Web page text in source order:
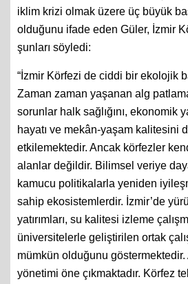
iklim krizi olmak üzere üç büyük
olduğunu ifade eden Güler, İzmir
şunları söyledi:
“İzmir Körfezi de ciddi bir ekolojik
Zaman zaman yaşanan alg
sorunlar halk sağlığını, ekonomik
hayatı ve mekân-yaşam kalitesini
etkilemektedir. Ancak körfezler
alanlar değildir. Bilimsel veriye
kamucu politikalarla yeniden
sahip ekosistemlerdir. İzmir’de
yatırımları, su kalitesi izleme
üniversitelerle geliştirilen ortak
mümkün olduğunu
yönetimi öne çıkmaktadır. Körfez